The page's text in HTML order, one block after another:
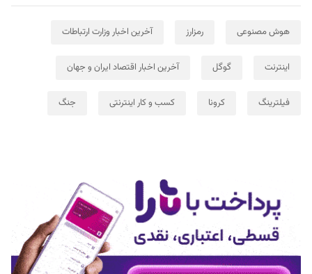
هوش مصنوعی رمزارز آخرین اخبار وزارت ارتباطات
اینترنت گوگل آخرین اخبار اقتصاد ایران و جهان
فیلترینگ کرونا کسب و کار اینترنتی جنگ